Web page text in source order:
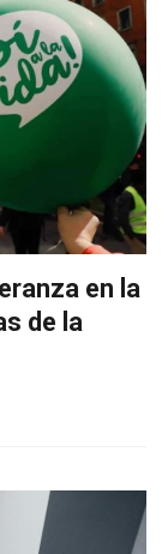
en la
de la